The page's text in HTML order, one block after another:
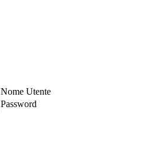
Nome Utente
Password